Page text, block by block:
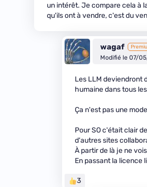
un intérêt. Je compare cela à
qu'ils ont à vendre, c'est du
wagaf
Modifié le 07/
Les LLM deviendront
humaine dans tous
Ça n'est pas une
Pour SO c'était clair
d'autres sites
À partir de là je ne
En passant la licence
3